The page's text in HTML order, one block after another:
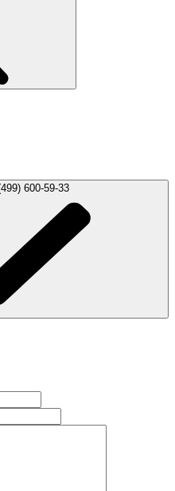
+7 (499) 600-59-33